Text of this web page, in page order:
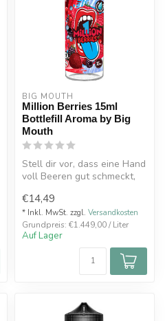
BIG MOUTH
Million Berries 15ml
Bottlefill Aroma by Big
Mouth
Stell dir vor, dass eine Hand
voll Beeren gut schmeckt,
€14,49
* Inkl. MwSt. zzgl. Versandkosten
Grundpreis: €1.449,00 / Liter
Auf Lager